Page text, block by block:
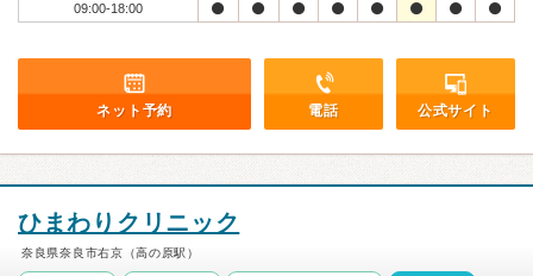
09:00-18:00
ネット予約 電話 公式サイト
ひまわりクリニック
奈良県奈良市右京（高の原駅）